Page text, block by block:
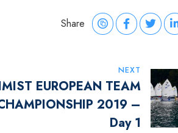
Share
NEXT
EUROPEAN TEAM
2019 –
Day 1